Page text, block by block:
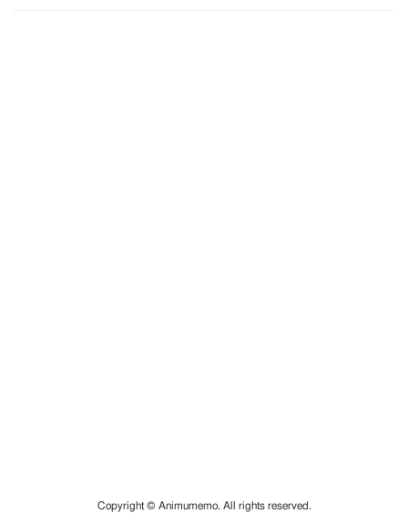
Copyright © Animumemo. All rights reserved.